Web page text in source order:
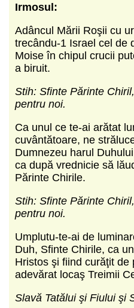
Irmosul:
Adâncul Mării Roşii cu
trecându-1 Israel cel de
Moise în chipul crucii
a biruit.
Stih: Sfinte Părinte
pentru noi.
Ca unul ce te-ai arătat
cuvântătoare, ne
Dumnezeu harul
ca după vrednicie să
Părinte Chirile.
Stih: Sfinte Părinte
pentru noi.
Umplutu-te-ai de
Duh, Sfinte Chirile, ca
Hristos şi fiind curăţit de
adevărat locaş Treimii
Slavă Tatălui şi Fiului şi